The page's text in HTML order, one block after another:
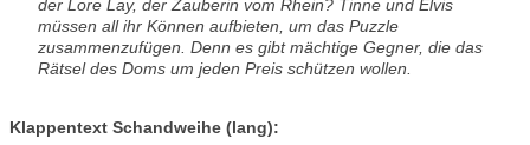
der Lore Lay, der Zauberin vom Rhein? Tinne und Elvis
müssen all ihr Können aufbieten, um das Puzzle
zusammenzufügen. Denn es gibt mächtige Gegner, die das
Rätsel des Doms um jeden Preis schützen wollen.
Klappentext Schandweihe (lang):